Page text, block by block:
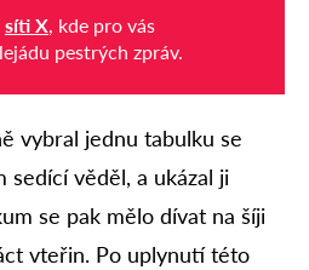
síti X, kde pro vás
pestrých zpráv.
vybral jednu tabulku se
sedící věděl, a ukázal ji
se pak mělo dívat na šíji
vteřin. Po uplynutí této